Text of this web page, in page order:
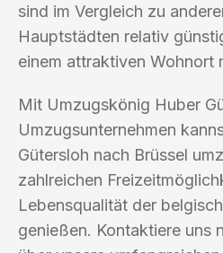
sind im Vergleich zu
Hauptstädten relativ
einem attraktiven Wohnort
Mit Umzugskönig Huber
Umzugsunternehmen
Gütersloh nach Brüssel
zahlreichen
Lebensqualität der
genießen. Kontaktiere uns